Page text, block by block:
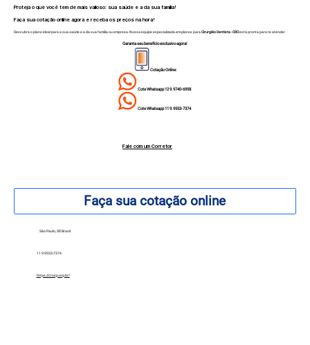
Fale com um Corretor
São Paulo, SP, Brasil
11 9.9553-7374
https://crosp.org.br/
Proteja o que você tem de mais valioso: sua saúde e a da sua família!
Faça sua cotação online agora e receba os preços na hora!
Descubra o plano ideal para a sua saúde e a da sua família ou empresa. Nossa equipe especializada em planos paraCirurgião Dentista - CROestá pronta para te atender.
Garanta seu benefício exclusivo agora!
Cotação Online:
Cote Whatsapp 12 9.9740-6958
Cote Whatsapp 11 9.9553-7374
Faça sua cotação online